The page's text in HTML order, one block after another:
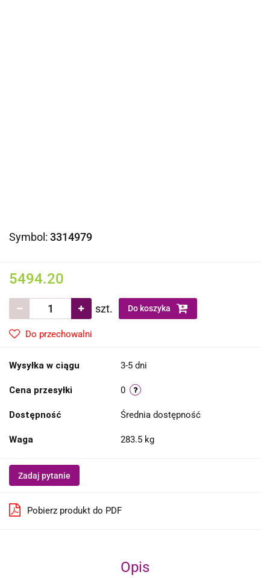
Symbol: 3314979
5494.20
szt. Do koszyka
Do przechowalni
Wysyłka w ciągu 3-5 dni
Cena przesyłki 0
Dostępność Średnia dostępność
Waga 283.5 kg
Zadaj pytanie
Pobierz produkt do PDF
Opis